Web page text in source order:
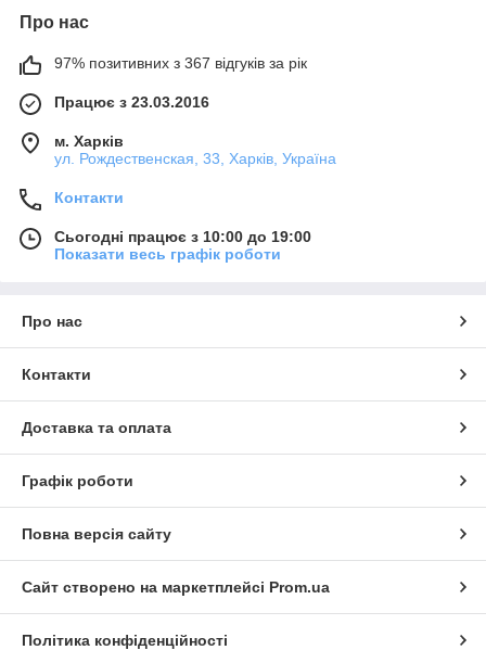
Про нас
97% позитивних з 367 відгуків за рік
Працює з 23.03.2016
м. Харків
ул. Рождественская, 33, Харків, Україна
Контакти
Сьогодні працює з 10:00 до 19:00
Показати весь графік роботи
Про нас
Контакти
Доставка та оплата
Графік роботи
Повна версія сайту
Сайт створено на маркетплейсі Prom.ua
Політика конфіденційності